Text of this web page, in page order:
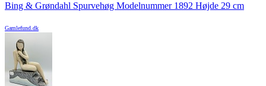
Bing & Grøndahl Spurvehøg Modelnummer 1892 Højde 29 cm
Gamlefund.dk